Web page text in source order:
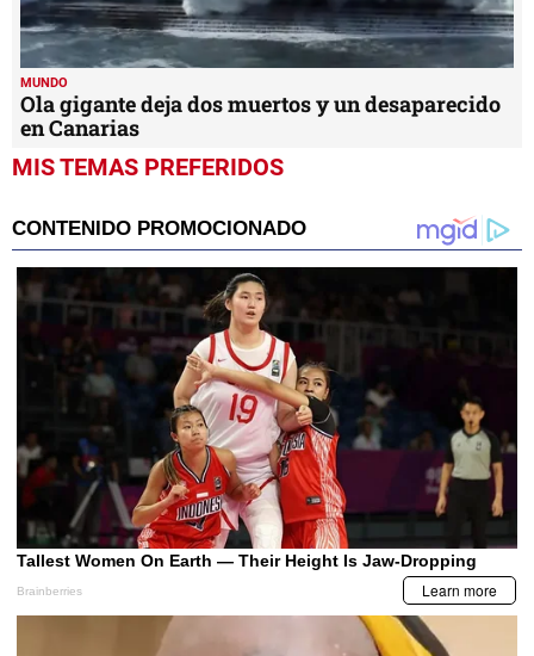
MUNDO
Ola gigante deja dos muertos y un desaparecido
en Canarias
MIS TEMAS PREFERIDOS